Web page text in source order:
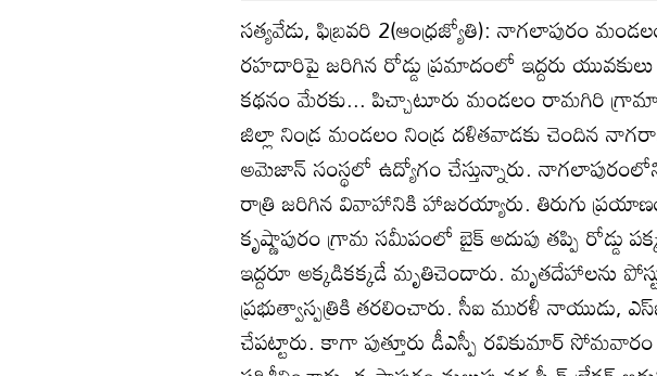
సత్యవేడు, ఫిబ్రవరి 2(ఆంధ్రజ్యోతి): నాగలాపురం
రహదారిపై జరిగిన రోడ్డు ప్రమాదంలో ఇద్దరు
కథనం మేరకు... పిచ్చాటూరు మండలం రామగిరి
జిల్లా నిండ్ర మండలం నిండ్ర దళితవాడకు చెందిన
అమెజాన్‌ సంస్థలో ఉద్యోగం చేస్తున్నారు.
రాత్రి జరిగిన వివాహానికి హాజరయ్యారు. తిరుగు
కృష్ణాపురం గ్రామ సమీపంలో బైక్‌ అదుపు తప్పి రోడ్డు
ఇద్దరూ అక్కడికక్కడే మృతిచెందారు. మృతదేహాలను
ప్రభుత్వాస్పత్రికి తరలించారు. సీఐ మురళీ నాయుడు,
చేపట్టారు. కాగా పుత్తూరు డీఎస్పీ రవికుమార్‌